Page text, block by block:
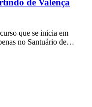
de Valença
que se inicia em
no Santuário de…